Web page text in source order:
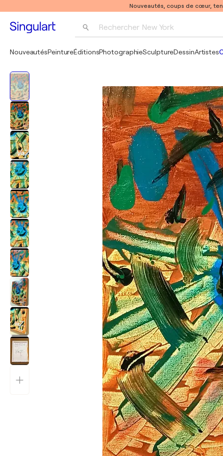
Nouveautés, coups de cœur,
Rechercher New York
Pablo Picasso
NouveautésPeintureÉditionsPhotographieSculptureDessinArtistes